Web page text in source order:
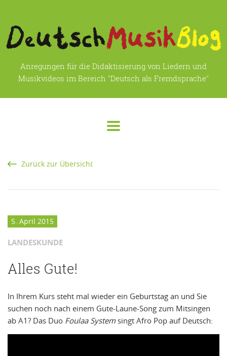
Anregungen für die Didaktisierung von Liedern und
Musikvideos im Bereich "Deutsch als Fremdsprache"
Zurück zur Übersicht
5. April 2015
LANDESKUNDE
Alles Gute!
In Ihrem Kurs steht mal wieder ein Geburtstag an und Sie
suchen noch nach einem Gute-Laune-Song zum Mitsingen
ab A1? Das Duo Foulaa Systemsingt Afro Pop auf Deutsch: